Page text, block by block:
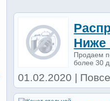
Ниже
Продаем
более 30
01.02.2020 |